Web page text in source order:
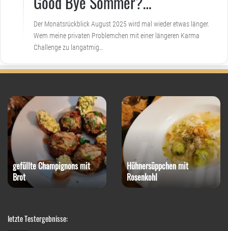
Der Monatsrückblick August 2025 wird mal wieder etwas länger.
Wem meine privaten Problemchen mit einer längeren Karma
Challenge zu langatmig…
gefüllte Champignons mit
Brot
Hühnersüppchen mit
Rosenkohl
letzte Testergebnisse: